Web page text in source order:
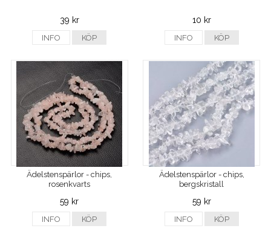
39 kr
INFO KÖP
10 kr
INFO KÖP
Ädelstenspärlor - chips,
rosenkvarts
59 kr
INFO KÖP
Ädelstenspärlor - chips,
bergskristall
59 kr
INFO KÖP